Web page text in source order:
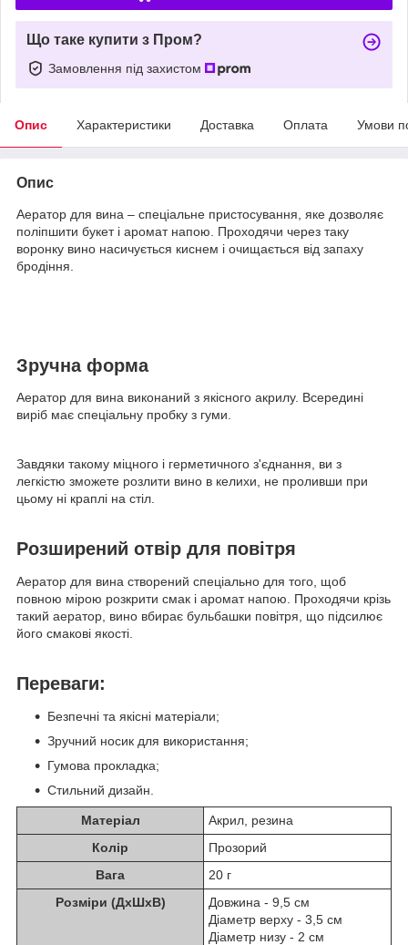
Що таке купити з Пром?
Замовлення під захистом
Опис Характеристики Доставка Оплата Умови
Опис
Аератор для вина – спеціальне пристосування, яке дозволяє
поліпшити букет і аромат напою. Проходячи через таку
воронку вино насичується киснем і очищається від запаху
бродіння.
Зручна форма
Аератор для вина виконаний з якісного акрилу. Всередині
виріб має спеціальну пробку з гуми.
Завдяки такому міцного і герметичного з'єднання, ви з
легкістю зможете розлити вино в келихи, не проливши при
цьому ні краплі на стіл.
Розширений отвір для повітря
Аератор для вина створений спеціально для того, щоб
повною мірою розкрити смак і аромат напою. Проходячи крізь
такий аератор, вино вбирає бульбашки повітря, що підсилює
його смакові якості.
Переваги:
Безпечні та якісні матеріали;
Зручний носик для використання;
Гумова прокладка;
Стильний дизайн.
Матеріал
Акрил, резина
Колір
Прозорий
Вага
20 г
Розміри (ДхШхВ)
Довжина - 9,5 см
Діаметр верху - 3,5 см
Діаметр низу - 2 см